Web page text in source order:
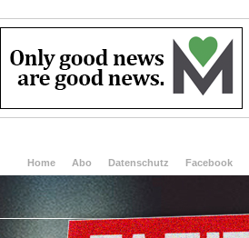
Home Abo Datenschutz Facebook